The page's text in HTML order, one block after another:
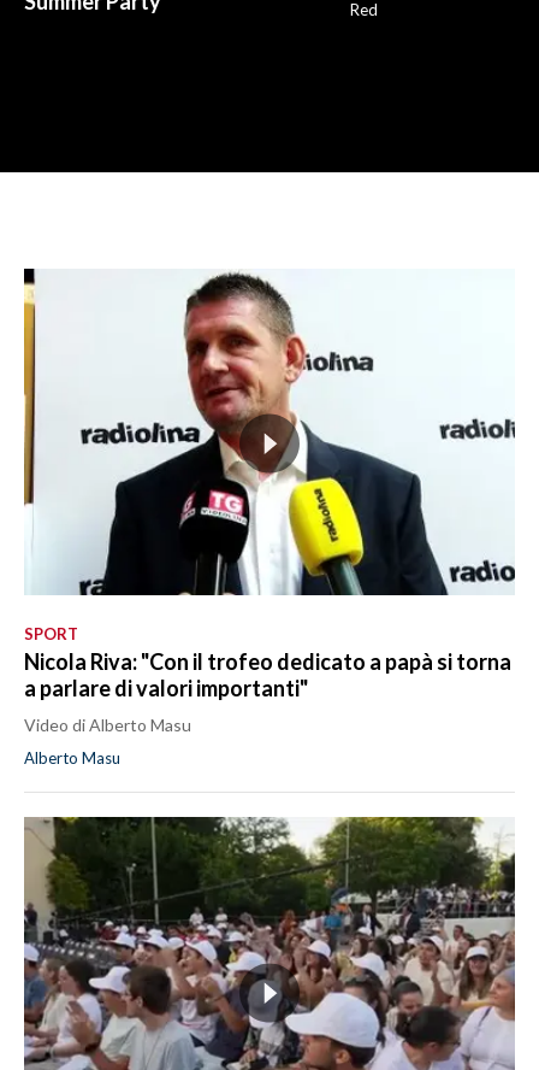
Red
SPORT
Nicola Riva: "Con il trofeo dedicato a papà si torna
a parlare di valori importanti"
Video di Alberto Masu
Alberto Masu